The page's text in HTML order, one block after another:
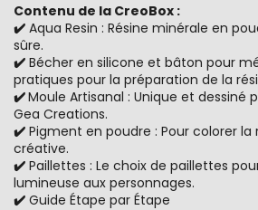
Contenu de la CreoBox :
✔️ Aqua Resin : Résine minérale en
sûre.
✔️ Bécher en silicone et bâton pour
pratiques pour la préparation de la
✔️Moule Artisanal : Unique et dessiné
Gea Creations.
✔️ Pigment en poudre : Pour colorer la
créative.
✔️ Paillettes : Le choix de paillettes
lumineuse aux personnages.
✔️ Guide Étape par Étape